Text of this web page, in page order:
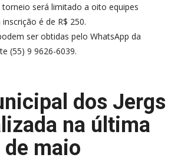
será limitado a oito equipes
é de R$ 250.
ser obtidas pelo WhatsApp da
(55) 9 9626-6039.
dos Jergs
na última
maio